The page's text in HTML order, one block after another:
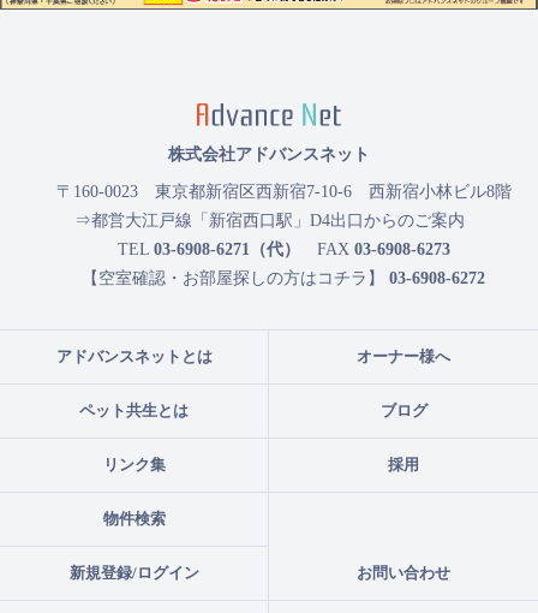
アドバンスネットとは オーナー様へ
ペット共生とは ブログ
リンク集 採用
物件検索
新規登録/ログイン お問い合わせ
株式会社アドバンスネット
〒160-0023 東京都新宿区西新宿7-10-6 西新宿小林ビル8階
⇒都営大江戸線「新宿西口駅」D4出口からのご案内
TEL 03-6908-6271（代） FAX 03-6908-6273
【空室確認・お部屋探しの方はコチラ】 03-6908-6272